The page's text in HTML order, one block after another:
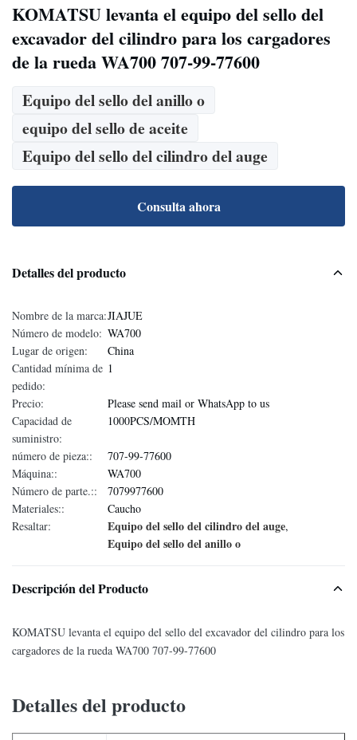
KOMATSU levanta el equipo del sello del
excavador del cilindro para los cargadores
de la rueda WA700 707-99-77600
Equipo del sello del anillo o
equipo del sello de aceite
Equipo del sello del cilindro del auge
Consulta ahora
Detalles del producto
Nombre de la marca:JIAJUE
Número de modelo: WA700
Lugar de origen:
China
Cantidad mínima de
pedido:
1
Precio:
Please send mail or WhatsApp to us
Capacidad de
suministro:
1000PCS/MOMTH
número de pieza::
707-99-77600
Máquina::
WA700
Número de parte.::
7079977600
Materiales::
Caucho
Resaltar:
Equipo del sello del cilindro del auge,
Equipo del sello del anillo o
Descripción del Producto
KOMATSU levanta el equipo del sello del excavador del cilindro para los
cargadores de la rueda WA700 707-99-77600
Detalles del producto